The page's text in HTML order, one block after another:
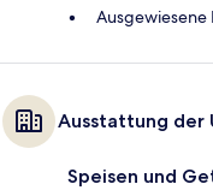
Ausgewiesene
Ausstattung der
Speisen und